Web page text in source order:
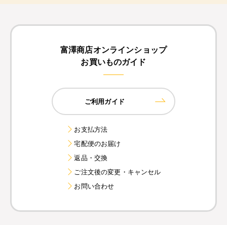
富澤商店オンラインショップ
お買いものガイド
ご利用ガイド
お支払方法
宅配便のお届け
返品・交換
ご注文後の変更・キャンセル
お問い合わせ